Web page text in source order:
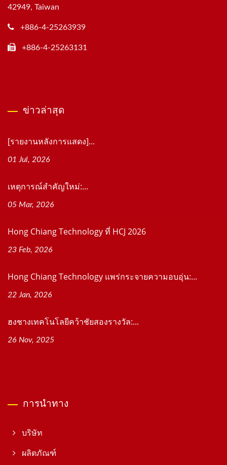
42949, Taiwan
+886-4-25263939
+886-4-25263131
ข่าวล่าสุด
[รายงานหลังการแสดง]...
01 Jul, 2026
เหตุการณ์สำคัญใหม่:...
05 Mar, 2026
Hong Chiang Technology ที่ HCJ 2026
23 Feb, 2026
Hong Chiang Technology แพร่กระจายความอบอุ่น:...
22 Jan, 2026
ฮงชางเทคโนโลยีคว้าชัยสองรางวัล:...
26 Nov, 2025
การนำทาง
บริษัท
ผลิตภัณฑ์